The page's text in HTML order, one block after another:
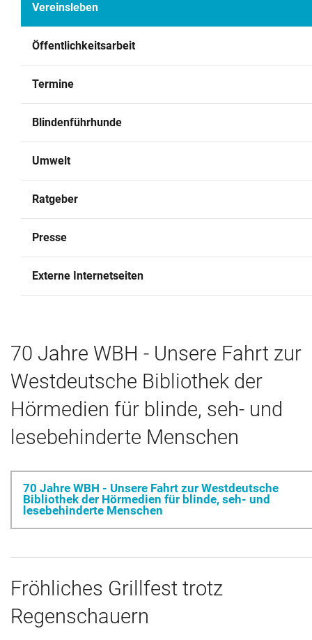
Archiv
Vereinsleben
Öffentlichkeitsarbeit
Termine
Blindenführhunde
Umwelt
Ratgeber
Presse
Externe Internetseiten
70 Jahre WBH - Unsere Fahrt zur
Westdeutsche Bibliothek der
Hörmedien für blinde, seh- und
lesebehinderte Menschen
70 Jahre WBH - Unsere Fahrt zur Westdeutsche
Bibliothek der Hörmedien für blinde, seh- und
lesebehinderte Menschen
Fröhliches Grillfest trotz
Regenschauern